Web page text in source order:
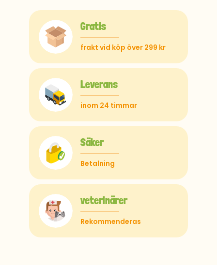
Gratis
frakt vid köp över 299 kr
Leverans
inom 24 timmar
Säker
Betalning
veterinärer
Rekommenderas